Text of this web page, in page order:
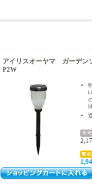
アイリスオーヤマ ガーデン
P2W